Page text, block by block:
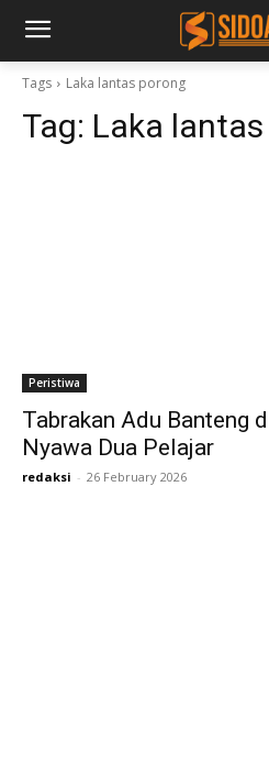
Tags Laka lantas porong
Tag: Laka
Peristiwa
Tabrakan Adu Banteng
Nyawa Dua Pelajar
redaksi - 26 February 2026